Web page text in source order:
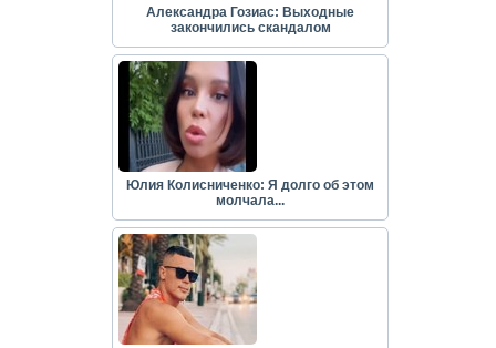
Александра Гозиас: Выходные
закончились скандалом
Юлия Колисниченко: Я долго об этом
молчала...